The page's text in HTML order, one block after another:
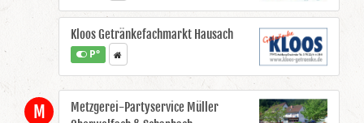
Kloos Getränkefachmarkt Hausach
P°
M
Metzgerei-Partyservice Müller